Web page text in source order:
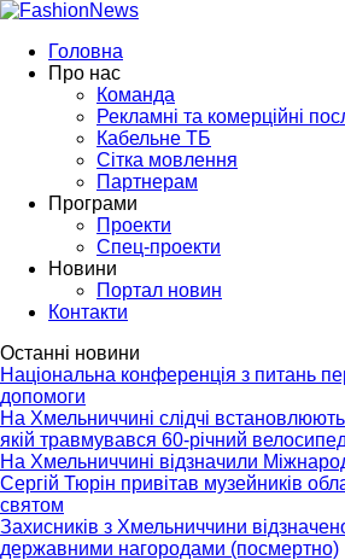
Головна
Про нас
Команда
Рекламні та комерційні
Кабельне ТБ
Сітка мовлення
Партнерам
Програми
Проекти
Спец-проекти
Новини
Портал новин
Контакти
Останні новини
Національна конференція з питань
допомоги
На Хмельниччині слідчі
якій травмувався 60-річний
На Хмельниччині відзначили
Сергій Тюрін привітав музейників
святом
Захисників з Хмельниччини
державними нагородами (посмертно)